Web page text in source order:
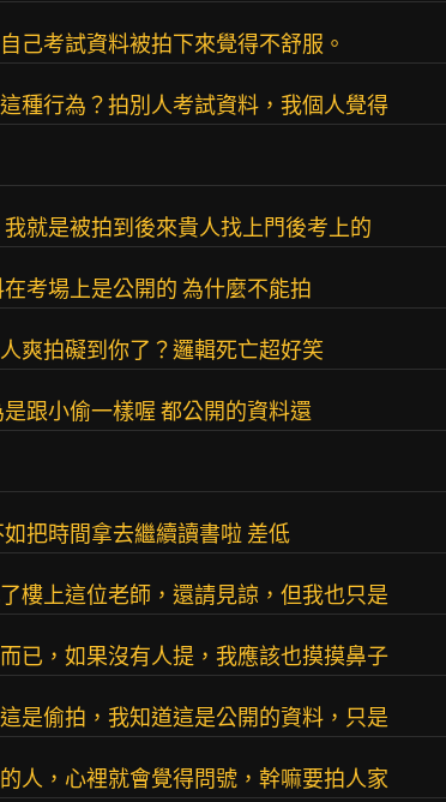
己考試資料被拍下來覺得不舒服。
種行為？拍別人考試資料，我個人覺得
就是被拍到後來貴人找上門後考上的
考場上是公開的 為什麼不能拍
爽拍礙到你了？邏輯死亡超好笑
跟小偷一樣喔 都公開的資料還
把時間拿去繼續讀書啦 差低
樓上這位老師，還請見諒，但我也只是
已，如果沒有人提，我應該也摸摸鼻子
是偷拍，我知道這是公開的資料，只是
人，心裡就會覺得問號，幹嘛要拍人家